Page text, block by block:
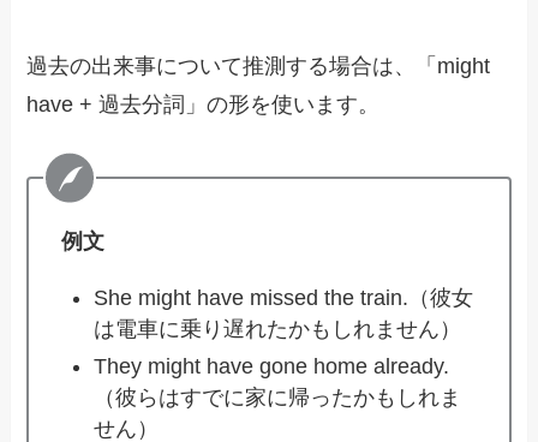
過去の出来事について推測する場合は、「might
have + 過去分詞」の形を使います。
例文
She might have missed the train.（彼女
は電車に乗り遅れたかもしれません）
They might have gone home already.
（彼らはすでに家に帰ったかもしれま
せん）